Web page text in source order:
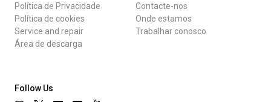
Política de Privacidade
Política de cookies
Service and repair
Área de descarga
Contacte-nos
Onde estamos
Trabalhar conosco
Follow Us